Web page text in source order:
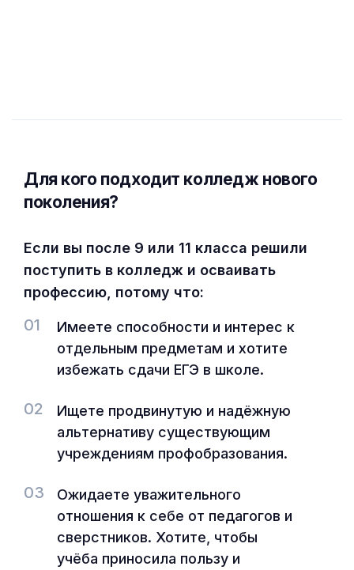
Для кого подходит колледж нового
поколения?
Если вы после 9 или 11 класса решили
поступить в колледж и осваивать
профессию, потому что:
01
Имеете способности и интерес к
отдельным предметам и хотите
избежать сдачи ЕГЭ в школе.
02
Ищете продвинутую и надёжную
альтернативу существующим
учреждениям профобразования.
03
Ожидаете уважительного
отношения к себе от педагогов и
сверстников. Хотите, чтобы
учёба приносила пользу и